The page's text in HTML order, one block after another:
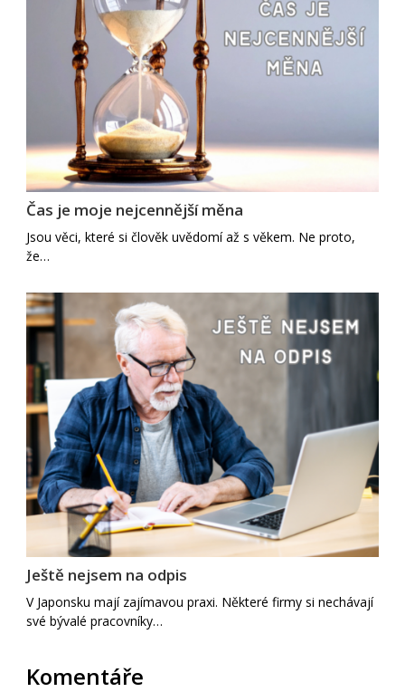
Čas je moje nejcennější měna
Jsou věci, které si člověk uvědomí až s věkem. Ne proto,
že…
Ještě nejsem na odpis
V Japonsku mají zajímavou praxi. Některé firmy si nechávají
své bývalé pracovníky…
Komentáře